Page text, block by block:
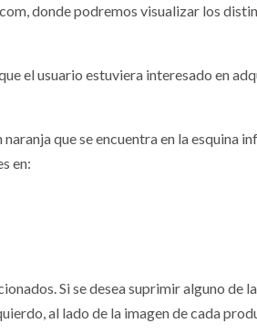
, donde podremos visualizar los
el usuario estuviera interesado en
que se encuentra en la esquina
en:
Si se desea suprimir alguno de
al lado de la imagen de cada